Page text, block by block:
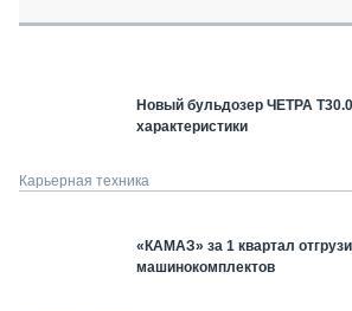
СТАТЬИ ПО КАТЕГОРИЯМ ТЕХНИКИ
Новый бульдозер ЧЕТРА
характеристики
Карьерная техника
«КАМАЗ» за 1 квартал
машинокомплектов